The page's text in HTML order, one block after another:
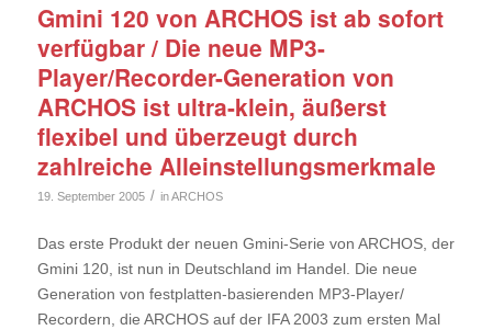
Gmini 120 von ARCHOS ist ab sofort
verfügbar / Die neue MP3-
Player/Recorder-Generation von
ARCHOS ist ultra-klein, äußerst
flexibel und überzeugt durch
zahlreiche Alleinstellungsmerkmale
19. September 2005 / inARCHOS
Das erste Produkt der neuen Gmini-Serie von ARCHOS, der
Gmini 120, ist nun in Deutschland im Handel. Die neue
Generation von festplatten-basierenden MP3-Player/
Recordern, die ARCHOS auf der IFA 2003 zum ersten Mal